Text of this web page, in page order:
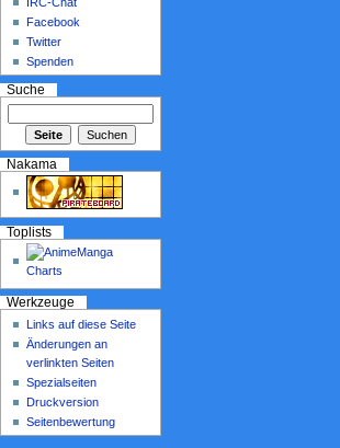
Facebook
Twitter
Spenden
Suche
Nakama
Toplists
Werkzeuge
Links auf diese Seite
Änderungen an
verlinkten Seiten
Spezialseiten
Druckversion
Seitenbewertung